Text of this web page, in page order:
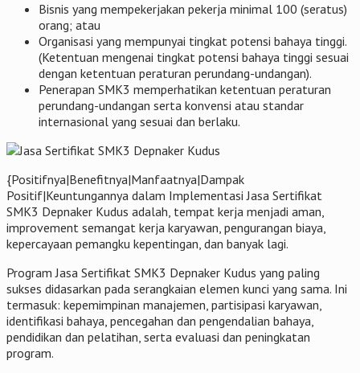
Bisnis yang mempekerjakan pekerja minimal 100 (seratus)
orang; atau
Organisasi yang mempunyai tingkat potensi bahaya tinggi.
(Ketentuan mengenai tingkat potensi bahaya tinggi sesuai
dengan ketentuan peraturan perundang-undangan).
Penerapan SMK3 memperhatikan ketentuan peraturan
perundang-undangan serta konvensi atau standar
internasional yang sesuai dan berlaku.
{Positifnya|Benefitnya|Manfaatnya|Dampak
Positif|Keuntungannya dalam Implementasi Jasa Sertifikat
SMK3 Depnaker Kudus adalah, tempat kerja menjadi aman,
improvement semangat kerja karyawan, pengurangan biaya,
kepercayaan pemangku kepentingan, dan banyak lagi.
Program Jasa Sertifikat SMK3 Depnaker Kudus yang paling
sukses didasarkan pada serangkaian elemen kunci yang sama. Ini
termasuk: kepemimpinan manajemen, partisipasi karyawan,
identifikasi bahaya, pencegahan dan pengendalian bahaya,
pendidikan dan pelatihan, serta evaluasi dan peningkatan
program.